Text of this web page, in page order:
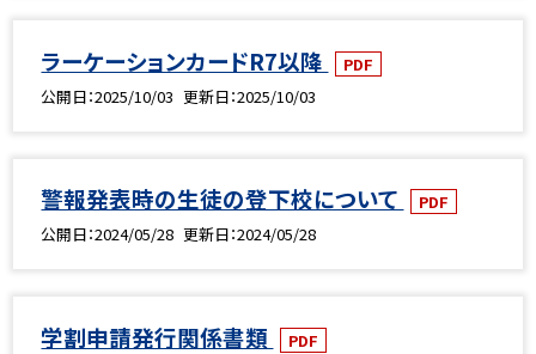
ラーケーションカードR7以降
PDF
公開日 2025/10/03 更新日 2025/10/03
警報発表時の生徒の登下校について
PDF
公開日 2024/05/28 更新日 2024/05/28
学割申請発行関係書類
PDF